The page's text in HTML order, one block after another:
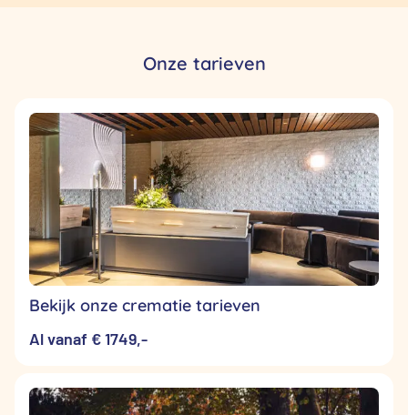
Onze tarieven
Bekijk onze crematie tarieven
Al vanaf € 1749,-